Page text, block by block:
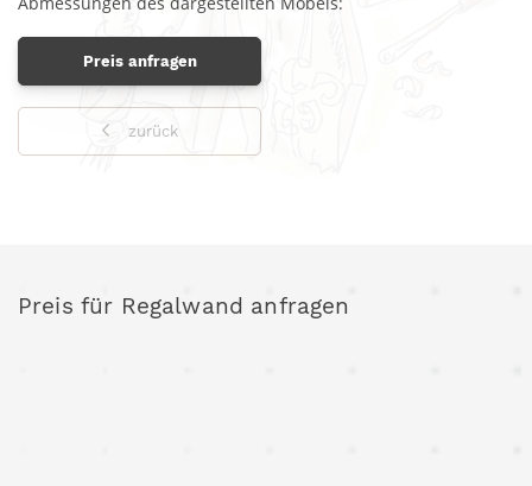
Preis anfragen
zurück
Preis für Regalwand anfragen